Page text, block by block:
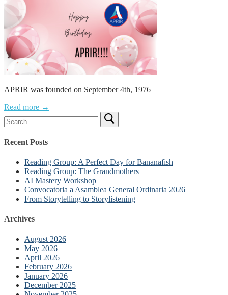
APRIR was founded on September 4th, 1976
Read more →
Search
for:
Recent Posts
Reading Group: A Perfect Day for Bananafish
Reading Group: The Grandmothers
AI Mastery Workshop
Convocatoria a Asamblea General Ordinaria 2026
From Storytelling to Storylistening
Archives
August 2026
May 2026
April 2026
February 2026
January 2026
December 2025